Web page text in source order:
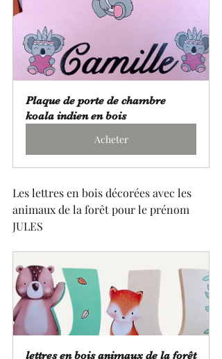
Plaque de porte de chambre
koala indien en bois
Acheter
Les lettres en bois décorées avec les
animaux de la forêt pour le prénom
JULES
lettres en bois animaux de la forêt